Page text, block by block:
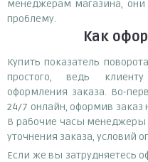
менеджерам магазина,
проблему.
Как
Купить показатель
простого, ведь
оформления заказа. Во-
24/7 онлайн, оформив заказ
В рабочие часы менеджеры
уточнения заказа, условий
Если же вы затрудняетесь